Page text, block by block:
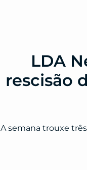
LDA
rescisão
A semana trouxe